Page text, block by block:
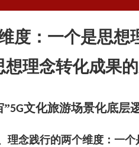
度：一个是思想
想理念转化成果
”5G文化旅游场景化底层
理念践行的两个维度：一